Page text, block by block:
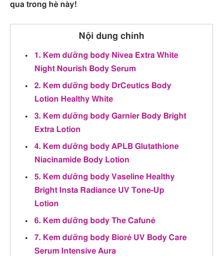
qua trong hè này!
Nội dung chính
1. Kem dưỡng body Nivea Extra White
Night Nourish Body Serum
2. Kem dưỡng body DrCeutics Body
Lotion Healthy White
3. Kem dưỡng body Garnier Body Bright
Extra Lotion
4. Kem dưỡng body APLB Glutathione
Niacinamide Body Lotion
5. Kem dưỡng body Vaseline Healthy
Bright Insta Radiance UV Tone-Up
Lotion
6. Kem dưỡng body The Cafuné
7. Kem dưỡng body Bioré UV Body Care
Serum Intensive Aura